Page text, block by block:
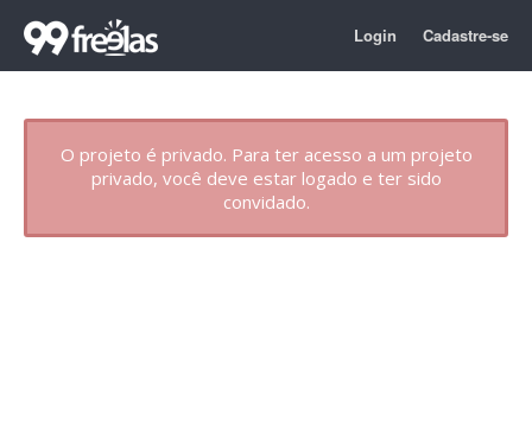
Login Cadastre-se
O projeto é privado. Para ter acesso a um projeto
privado, você deve estar logado e ter sido
convidado.